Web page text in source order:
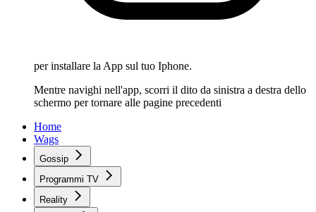
per installare la App sul tuo Iphone.
Mentre navighi nell'app, scorri il dito da sinistra a destra dello
schermo per tornare alle pagine precedenti
Home
Wags
Gossip
Programmi TV
Reality